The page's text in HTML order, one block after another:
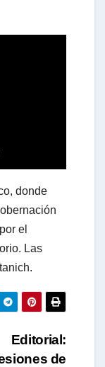
donde
el
Las
Editorial:
de